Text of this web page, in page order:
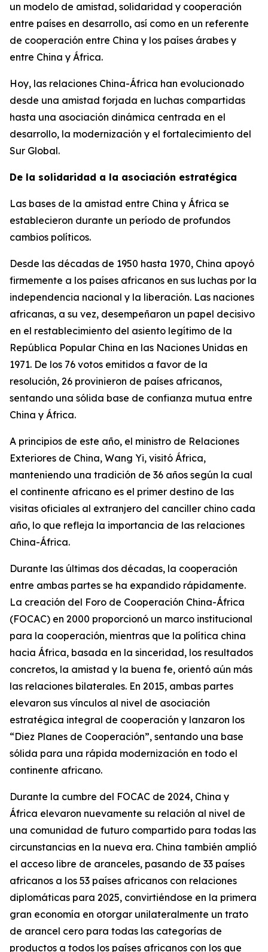
un modelo de amistad, solidaridad y cooperación
entre países en desarrollo, así como en un referente
de cooperación entre China y los países árabes y
entre China y África.
Hoy, las relaciones China-África han evolucionado
desde una amistad forjada en luchas compartidas
hasta una asociación dinámica centrada en el
desarrollo, la modernización y el fortalecimiento del
Sur Global.
De la solidaridad a la asociación estratégica
Las bases de la amistad entre China y África se
establecieron durante un período de profundos
cambios políticos.
Desde las décadas de 1950 hasta 1970, China apoyó
firmemente a los países africanos en sus luchas por la
independencia nacional y la liberación. Las naciones
africanas, a su vez, desempeñaron un papel decisivo
en el restablecimiento del asiento legítimo de la
República Popular China en las Naciones Unidas en
1971. De los 76 votos emitidos a favor de la
resolución, 26 provinieron de países africanos,
sentando una sólida base de confianza mutua entre
China y África.
A principios de este año, el ministro de Relaciones
Exteriores de China, Wang Yi, visitó África,
manteniendo una tradición de 36 años según la cual
el continente africano es el primer destino de las
visitas oficiales al extranjero del canciller chino cada
año, lo que refleja la importancia de las relaciones
China-África.
Durante las últimas dos décadas, la cooperación
entre ambas partes se ha expandido rápidamente.
La creación del Foro de Cooperación China-África
(FOCAC) en 2000 proporcionó un marco institucional
para la cooperación, mientras que la política china
hacia África, basada en la sinceridad, los resultados
concretos, la amistad y la buena fe, orientó aún más
las relaciones bilaterales. En 2015, ambas partes
elevaron sus vínculos al nivel de asociación
estratégica integral de cooperación y lanzaron los
“Diez Planes de Cooperación”, sentando una base
sólida para una rápida modernización en todo el
continente africano.
Durante la cumbre del FOCAC de 2024, China y
África elevaron nuevamente su relación al nivel de
una comunidad de futuro compartido para todas las
circunstancias en la nueva era. China también amplió
el acceso libre de aranceles, pasando de 33 países
africanos a los 53 países africanos con relaciones
diplomáticas para 2025, convirtiéndose en la primera
gran economía en otorgar unilateralmente un trato
de arancel cero para todas las categorías de
productos a todos los países africanos con los que